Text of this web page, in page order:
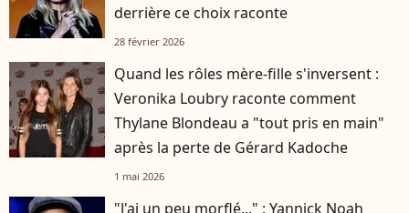
derrière ce choix raconte
28 février 2026
Quand les rôles mère-fille s'inversent :
Veronika Loubry raconte comment
Thylane Blondeau a "tout pris en main"
après la perte de Gérard Kadoche
1 mai 2026
"J'ai un peu morflé..." : Yannick Noah